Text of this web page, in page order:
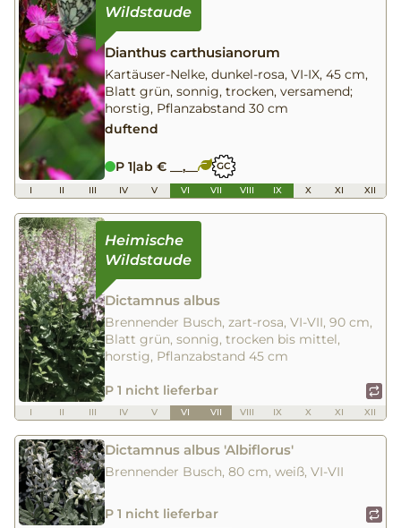
Dianthus carthusianorum
Kartäuser-Nelke, dunkel-rosa, VI-IX, 45 cm,
Blatt grün, sonnig, trocken, versamend;
horstig, Pflanzabstand 30 cm
duftend
P 1|ab € __,__ GC
I II III IV V VI VII VIII IX X XI XII
Dictamnus albus
Brennender Busch, zart-rosa, VI-VII, 90 cm,
Blatt grün, sonnig, trocken bis mittel,
horstig, Pflanzabstand 45 cm
P 1 nicht lieferbar
I II III IV V VI VII VIII IX X XI XII
Dictamnus albus 'Albiflorus'
Brennender Busch, 80 cm, weiß, VI-VII
P 1 nicht lieferbar